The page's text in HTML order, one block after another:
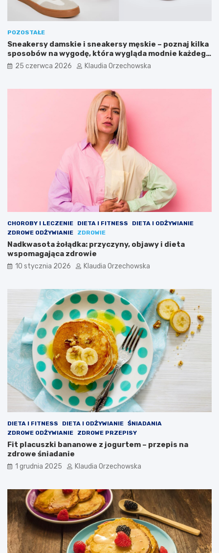
POZOSTAŁE
Sneakersy damskie i sneakersy męskie – poznaj kilka
sposobów na wygodę, która wygląda modnie każdego
dnia25 czerwca 2026 Klaudia Orzechowska
CHOROBY I LECZENIE DIETA I FITNESS
DIETA I ODŻYWIANIE
ZDROWE ODŻYWIANIE
ZDROWIE
Nadkwasota żołądka: przyczyny, objawy i dieta
wspomagająca zdrowie
10 stycznia 2026 Klaudia Orzechowska
DIETA I FITNESS DIETA I ODŻYWIANIE ŚNIADANIA
ZDROWE ODŻYWIANIE
ZDROWE PRZEPISY
Fit placuszki bananowe z jogurtem – przepis na
zdrowe śniadanie
1 grudnia 2025 Klaudia Orzechowska